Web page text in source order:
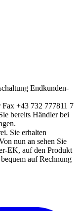
Endkunden-
Fax +43 732 777811 7
bereits Händler bei
Sie erhalten
nun an sehen Sie
EK, auf den Produkt
auf Rechnung